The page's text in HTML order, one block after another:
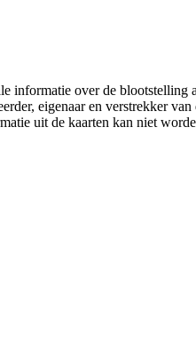
informatie over de
eigenaar en verstrekker
uit de kaarten kan niet